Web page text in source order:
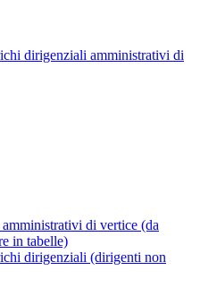
dirigenziali amministrativi di
di vertice (da
in tabelle)
dirigenziali (dirigenti non